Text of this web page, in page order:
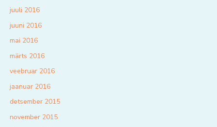
juuli 2016
juuni 2016
mai 2016
märts 2016
veebruar 2016
jaanuar 2016
detsember 2015
november 2015